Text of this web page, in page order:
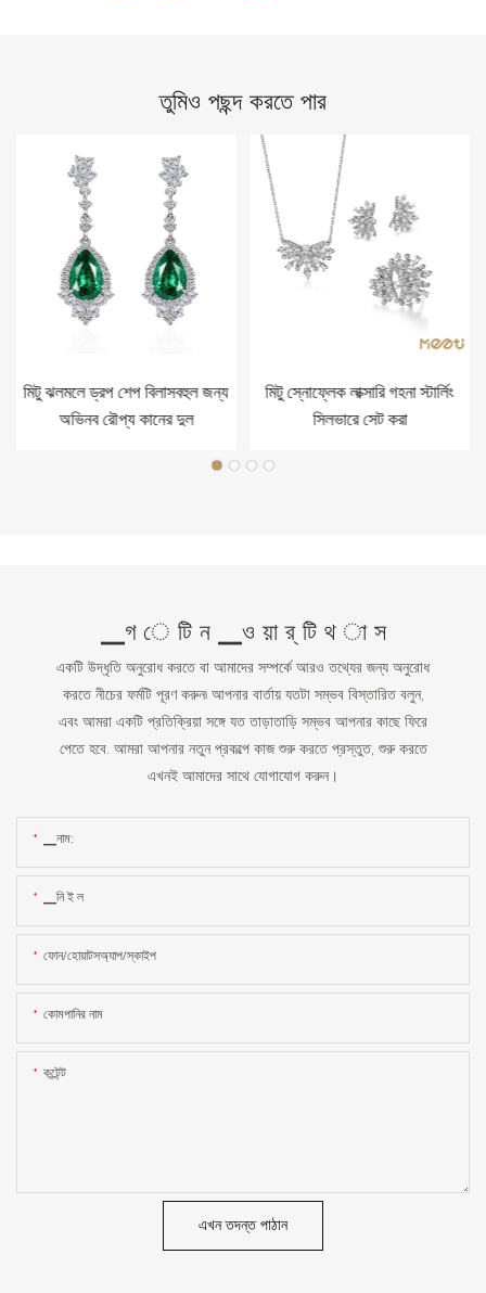
তুমিও পছন্দ করতে পার
মিটু ঝলমলে ড্রপ শেপ বিলাসবহুল জন্য
অভিনব রৌপ্য কানের দুল
মিটু স্নোফ্লেক লাক্সারি গহনা স্টার্লিং
সিলভারে সেট করা
▁গ ে টি ন ▁ও য়া র্ টি থ া স
একটি উদ্ধৃতি অনুরোধ করতে বা আমাদের সম্পর্কে আরও তথ্যের জন্য অনুরোধ
করতে নীচের ফর্মটি পূরণ করুন৷ আপনার বার্তায় যতটা সম্ভব বিস্তারিত বলুন,
এবং আমরা একটি প্রতিক্রিয়া সঙ্গে যত তাড়াতাড়ি সম্ভব আপনার কাছে ফিরে
পেতে হবে. আমরা আপনার নতুন প্রকল্পে কাজ শুরু করতে প্রস্তুত, শুরু করতে
এখনই আমাদের সাথে যোগাযোগ করুন।
▁নাম:
▁নি ই ল
ফোন/হোয়াটসঅ্যাপ/স্কাইপ
কোমপানির নাম
কন্টেন্ট
এখন তদন্ত পাঠান